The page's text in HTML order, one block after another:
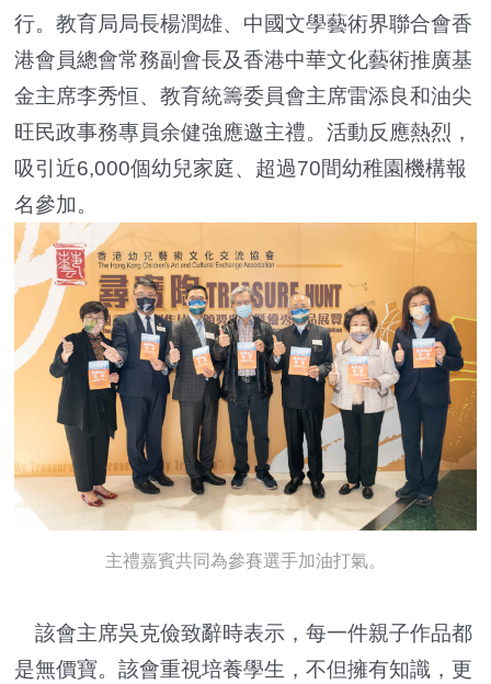
行。教育局局長楊潤雄、中國文學藝術界聯合會香
港會員總會常務副會長及香港中華文化藝術推廣基
金主席李秀恒、教育統籌委員會主席雷添良和油尖
旺民政事務專員余健強應邀主禮。活動反應熱烈，
吸引近6,000個幼兒家庭、超過70間幼稚園機構報
名參加。
主禮嘉賓共同為參賽選手加油打氣。
該會主席吳克儉致辭時表示，每一件親子作品都
是無價寶。該會重視培養學生，不但擁有知識，更